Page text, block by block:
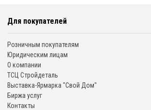
Для покупателей
Розничным покупателям
Юридическим лицам
О компании
ТСЦ Стройдеталь
Выставка-Ярмарка "Свой Дом"
Биржа услуг
Контакты